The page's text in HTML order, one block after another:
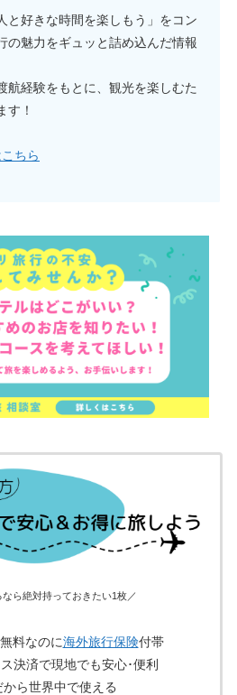
と好きな時間を楽しもう」をコン
の魅力をギュッと詰め込んだ情報
航経験をもとに、観光を楽しむた
す！
ちら
ら絶対持っておきたい1枚／
料なのに海外旅行保険付帯
決済で現地でも安心･便利
ら世界中で使える